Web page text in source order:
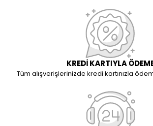
KREDİ KARTIYLA
Tüm alışverişlerinizde kredi kartınızla